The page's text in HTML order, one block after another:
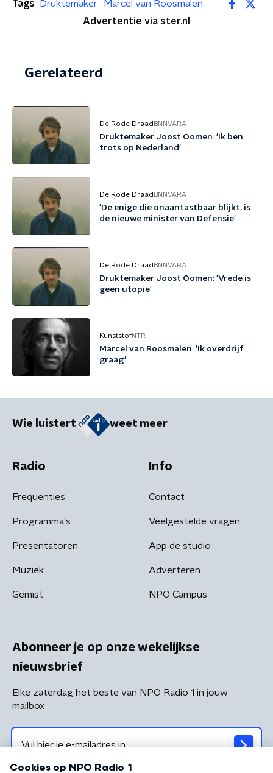
Tags Druktemaker
Marcel van Roosmalen
Advertentie via ster.nl
Gerelateerd
De Rode Draad BNNVARA
Druktemaker Joost Oomen: 'Ik ben
trots op Nederland'
De Rode Draad BNNVARA
'De enige die onaantastbaar blijkt, is
de nieuwe minister van Defensie'
De Rode Draad BNNVARA
Druktemaker Joost Oomen: 'Vrede is
geen utopie'
KunststofNTR
Marcel van Roosmalen: 'Ik overdrijf
graag'
Wie luistert weet meer
Radio
Frequenties
Programma's
Presentatoren
Muziek
Gemist
Info
Contact
Veelgestelde vragen
App de studio
Adverteren
NPO Campus
Abonneer je op onze wekelijkse
nieuwsbrief
Elke zaterdag het beste van NPO Radio 1 in jouw
mailbox